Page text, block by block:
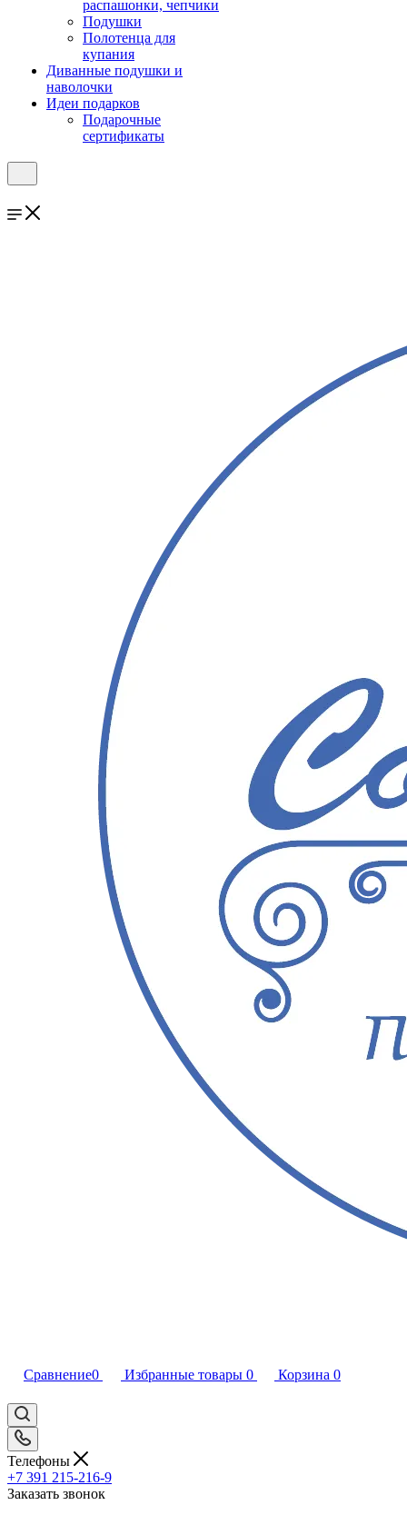
распашонки, чепчики
Подушки
Полотенца для
купания
Диванные подушки и
наволочки
Идеи подарков
Подарочные
сертификаты
Сравнение0 Избранные товары 0 Корзина 0
Телефоны
+7 391 215-216-9
Заказать звонок